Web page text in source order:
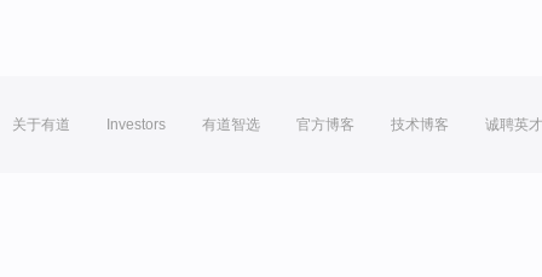
关于有道 Investors 有道智选 官方博客 技术博客 诚聘英才